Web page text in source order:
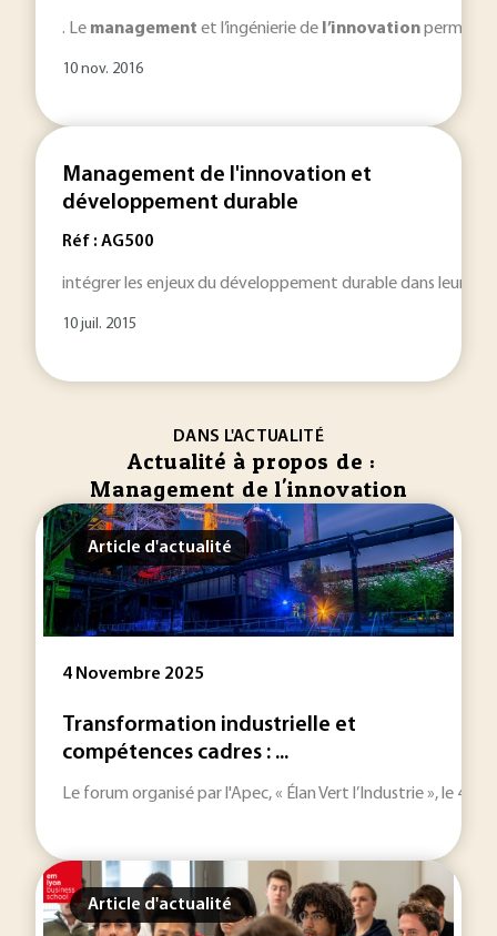
. Le management et l’ingénierie de l’innovation
10 nov. 2016
Management de l'innovation et
développement durable
Réf : AG500
intégrer les enjeux du développement durable dans leur
10 juil. 2015
DANS L'ACTUALITÉ
Actualité à propos de :
Management de l'innovation
Article d'actualité
4 Novembre 2025
Transformation industrielle et
compétences cadres : ...
Le forum organisé par l'Apec, « Élan Vert l’Industrie », le 4
Article d'actualité